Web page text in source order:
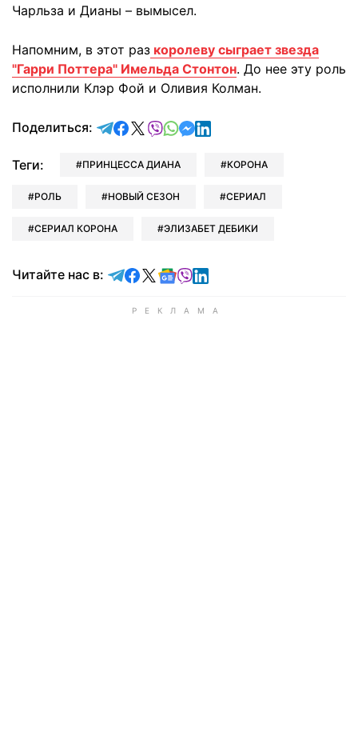
Чарльза и Дианы – вымысел.
Напомним, в этот раз королеву сыграет звезда
"Гарри Поттера" Имельда Стонтон. До нее эту роль
исполнили Клэр Фой и Оливия Колман.
Поделиться: отправить в Telegram
поделиться в Facebook
поделиться в X
отправить в Viber
отправить в Whatsapp
отправить в Messenger
отправить в LinkedIn
Теги: ПРИНЦЕССА ДИАНА КОРОНА
РОЛЬ НОВЫЙ СЕЗОН СЕРИАЛ
СЕРИАЛ КОРОНА ЭЛИЗАБЕТ ДЕБИКИ
Читайте нас в: Читайте в Telegram
Читайте в Facebook
Читайте в X
Читайте в Google news
Читайте в Viber
Читайте в LinkedIn